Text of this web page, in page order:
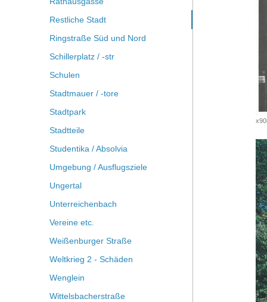
Restliche Stadt
Ringstraße Süd und Nord
Schillerplatz / -str
Schulen
Stadtmauer / -tore
Stadtpark
Stadtteile
Studentika / Absolvia
Umgebung / Ausflugsziele
Ungertal
Unterreichenbach
Vereine etc.
Weißenburger Straße
Weltkrieg 2 - Schäden
Wenglein
Wittelsbacherstraße